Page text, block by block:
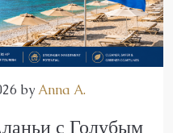
byAnna A.
с Голубым